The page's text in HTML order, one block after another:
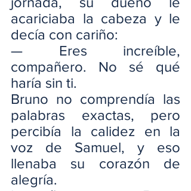
acariciaba la cabeza y le
decía con cariño:
— Eres increíble,
compañero. No sé qué
haría sin ti.
Bruno no comprendía las
palabras exactas, pero
percibía la calidez en la
voz de Samuel, y eso
llenaba su corazón de
alegría.